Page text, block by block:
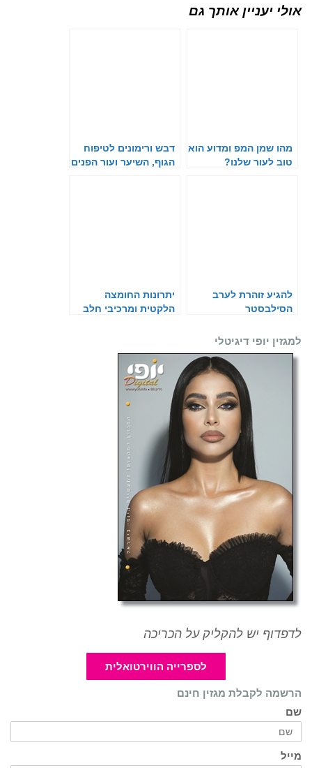
אולי יעניין אותך גם
מהו שמן המפ ומדוע הוא
טוב לעור שלנו?
דבש ורימונים לטיפוח
הגוף, השיער ועור הפנים
להגיע זוהרת לערב
הסילבסטר
יתרונות החומצה
הלקטית ומרכיבי חלב
למגזין יופי דיגיטלי
לדפדוף יש להקליק על הכריכה
לספרייה הווירטואלית
הרשמה לקבלת מגזין חינם
שם
מייל